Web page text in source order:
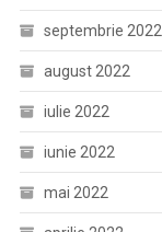
septembrie 2022
august 2022
iulie 2022
iunie 2022
mai 2022